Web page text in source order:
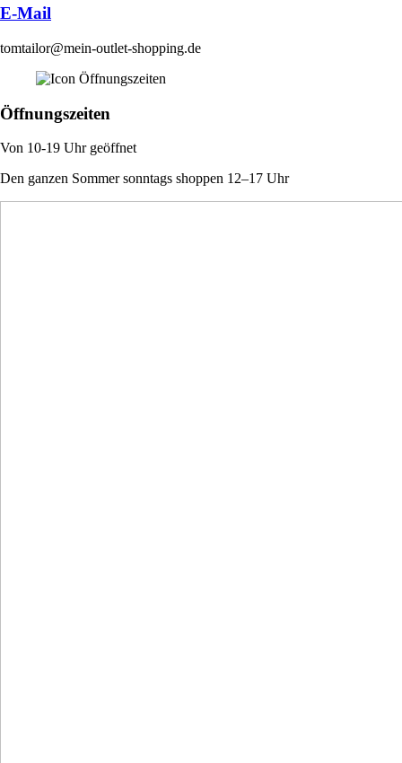
E-Mail
tomtailor@mein-outlet-shopping.de
Öffnungszeiten
Von 10-19 Uhr geöffnet
Den ganzen Sommer sonntags shoppen 12–17 Uhr